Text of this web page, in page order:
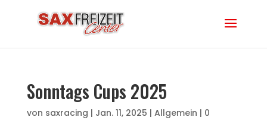
Sonntags Cups 2025
von saxracing | Jan. 11, 2025 | Allgemein | 0